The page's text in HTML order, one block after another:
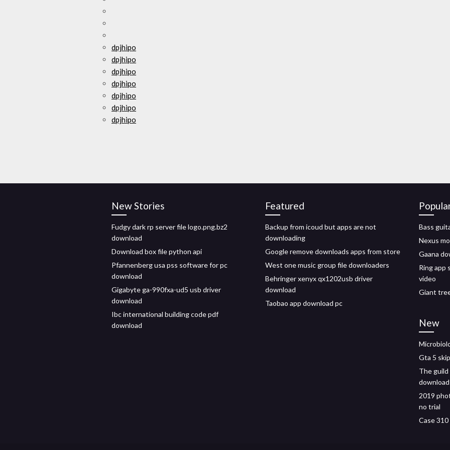
dpjhipo
dpjhipo
dpjhipo
dpjhipo
dpjhipo
dpjhipo
dpjhipo
New Stories
Fudgy dark rp server file logo.png.bz2
download
Download box file python api
Pfannenberg usa pss software for pc
download
Gigabyte ga-990fxa-ud5 usb driver
download
Ibc international building code pdf
download
Featured
Backup from icoud but apps are not
downloading
Google remove downloads apps from store
West one music group file downloaders
Behringer xenyx qx1202usb driver
download
Taobao app download pc
Bass
Nexus
Gaana
Ring app
video
Giant
New
Gta 5
The guild
download
2019
no trial
Case